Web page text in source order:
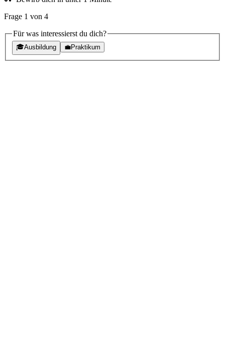
Frage 1 von 4
Für was interessierst du dich?
🎓Ausbildung 💼Praktikum